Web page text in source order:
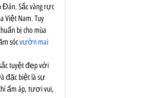
Đán. Sắc vàng rực
Việt Nam. Tuy
bị cho mùa
sóc vườn mai
tuyệt đẹp với
đặc biệt là sự
ấm áp, tươi vui,